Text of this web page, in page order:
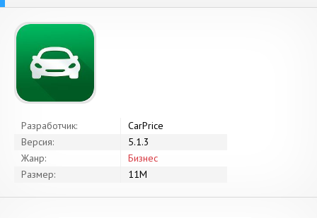
Разработчик:
CarPrice
Версия:
5.1.3
Жанр:
Бизнес
Размер:
11M